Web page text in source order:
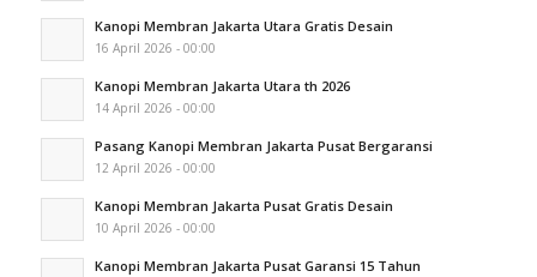
Kanopi Membran Jakarta Utara Gratis Desain
16 April 2026 - 00:00
Kanopi Membran Jakarta Utara th 2026
14 April 2026 - 00:00
Pasang Kanopi Membran Jakarta Pusat Bergaransi
12 April 2026 - 00:00
Kanopi Membran Jakarta Pusat Gratis Desain
10 April 2026 - 00:00
Kanopi Membran Jakarta Pusat Garansi 15 Tahun